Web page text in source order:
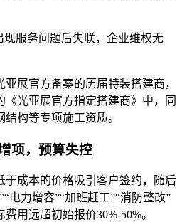
现服务问题后失联，企业维权无
展官方备案的历届特装搭建商，
光亚展官方指定搭建商》中，同
构等专项施工资质。
项，预算失控
于成本的价格吸引客户签约，随后
电力增容”“加班赶工”“消防整改”
用远超初始报价30%-50%。